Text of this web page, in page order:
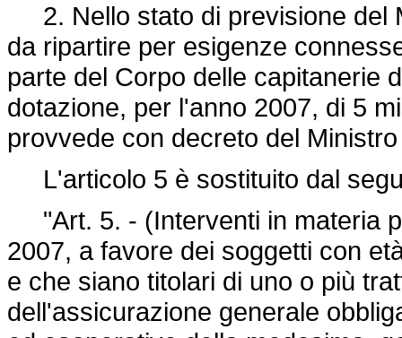
2. Nello stato di previsione del
da ripartire per esigenze
parte del Corpo delle capitanerie
dotazione, per l'anno 2007, di 5
provvede con decreto del
L'articolo 5 è sostituito dal
"Art. 5. - (Interventi in materia
2007, a favore dei soggetti con
e che siano titolari di uno o più
dell'assicurazione generale